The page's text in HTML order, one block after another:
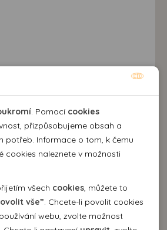
. Pomocí cookies
přizpůsobujeme obsah a
potřeb. Informace o tom, k čemu
cookies naleznete v možnosti
všech cookies, můžete to
vše”. Chcete-li povolit cookies
webu, zvolte možnost
aby byla webová stránka
základní funkce jako navigace
sekcím webové stránky.
správně fungovat bez těchto
můžeme měřit návštěvnost